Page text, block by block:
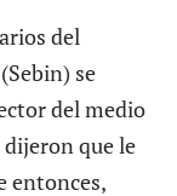
del
se
del medio
dijeron que le
entonces,